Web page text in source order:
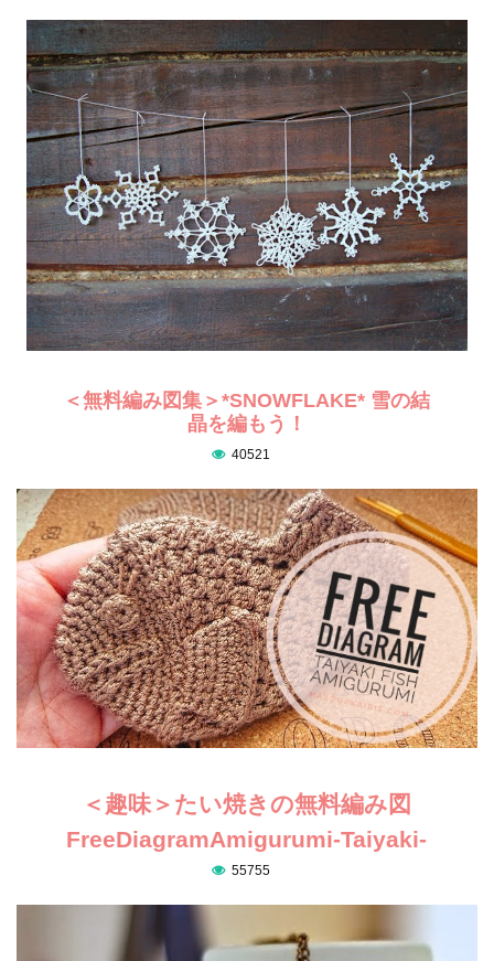
＜無料編み図集＞*SNOWFLAKE* 雪の結
晶を編もう！
40521
＜趣味＞たい焼きの無料編み図
FreeDiagramAmigurumi-Taiyaki-
55755